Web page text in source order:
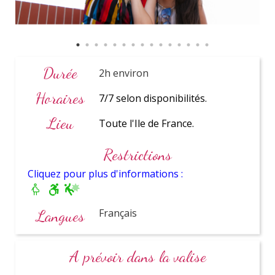
Paris
et Ile de France
Coordinatrice
personnelle
Durée 2h environ
Horaires 7/7 selon disponibilités.
Lieu Toute l'Ile de France.
Restrictions
Cliquez pour plus d'informations :
Langues Français
A prévoir dans la valise